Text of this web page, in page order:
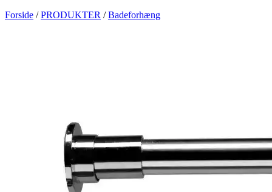
Forside /PRODUKTER /Badeforhæng